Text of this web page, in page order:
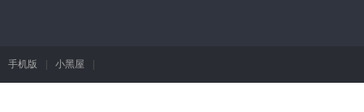
手机版 | 小黑屋 |